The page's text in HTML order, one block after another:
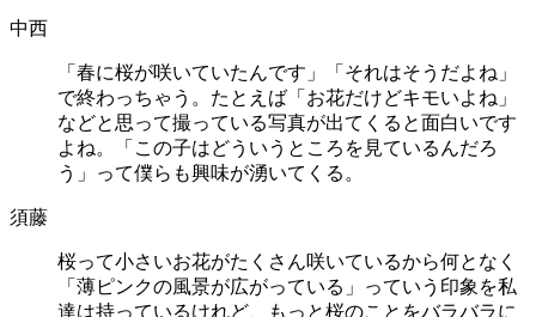
中西
「春に桜が咲いていたんです」「それはそうだよね」
で終わっちゃう。たとえば「お花だけどキモいよね」
などと思って撮っている写真が出てくると面白いです
よね。「この子はどういうところを見ているんだろ
う」って僕らも興味が湧いてくる。
須藤
桜って小さいお花がたくさん咲いているから何となく
「薄ピンクの風景が広がっている」っていう印象を私
達は持っているけれど、もっと桜のことをバラバラに